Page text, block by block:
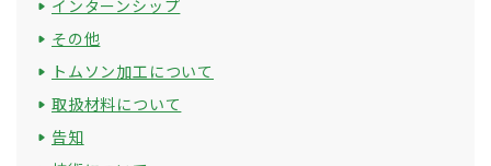
インターンシップ
その他
トムソン加工について
取扱材料について
告知